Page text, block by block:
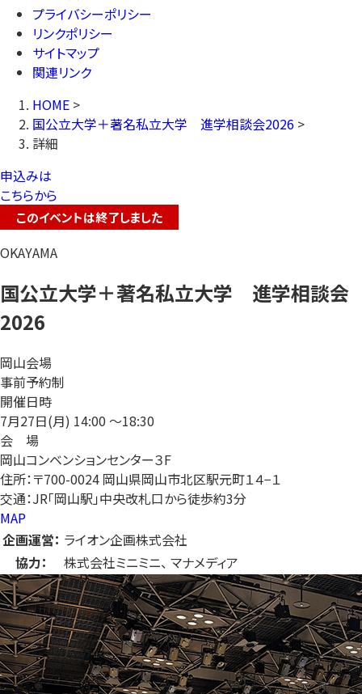
プライバシーポリシー
リンクポリシー
サイトマップ
関連リンク
HOME >
国公立大学＋著名私立大学 進学相談会2026 >
詳細
申込みは
こちらから
このイベントは終了しました
OKAYAMA
国公立大学＋著名私立大学 進学相談会
2026
岡山会場
事前予約制
開催日時
7月27日(月) 14:00 〜18:30
会 場
岡山コンベンションセンター３F
住所：〒700-0024 岡山県岡山市北区駅元町１４−１
交通：JR「岡山駅」中央改札口から徒歩約3分
MAP
企画運営： ライオン企画株式会社
協力：
株式会社ミニミニ、 マナメディア